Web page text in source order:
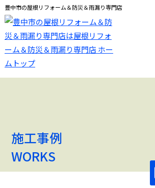
豊中市の屋根リフォーム＆防災＆雨漏り専門店
施工事例
WORKS